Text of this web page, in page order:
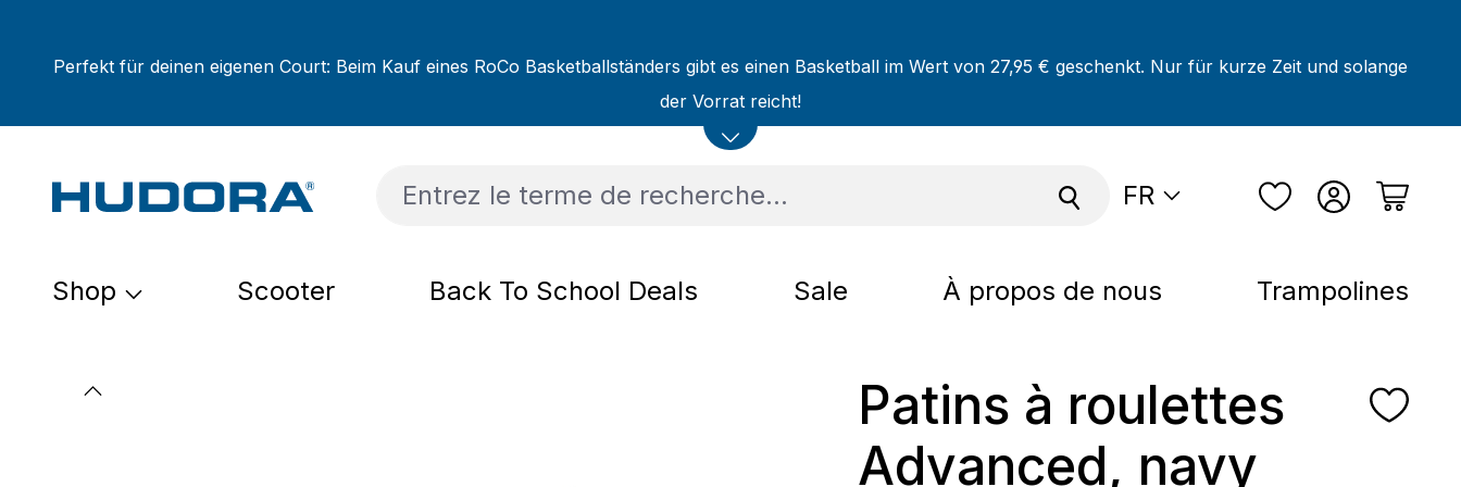
Perfekt für deinen eigenen Court: Beim Kauf eines RoCo Basketballständers gibt es einen Basketball im Wert von 27,95 € geschenkt. Nur für kurze Zeit und solange
der Vorrat reicht!
FR
Shop Scooter Back To School Deals Sale À propos de nous Trampolines
Ignorer la galerie d'images
Patins à roulettes
Advanced, navy